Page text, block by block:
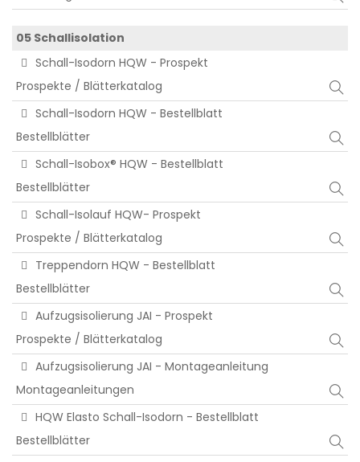
05 Schallisolation
Schall-Isodorn HQW - Prospekt
Prospekte / Blätterkatalog
Schall-Isodorn HQW - Bestellblatt
Bestellblätter
Schall-Isobox® HQW - Bestellblatt
Bestellblätter
Schall-Isolauf HQW- Prospekt
Prospekte / Blätterkatalog
Treppendorn HQW - Bestellblatt
Bestellblätter
Aufzugsisolierung JAI - Prospekt
Prospekte / Blätterkatalog
Aufzugsisolierung JAI - Montageanleitung
Montageanleitungen
HQW Elasto Schall-Isodorn - Bestellblatt
Bestellblätter